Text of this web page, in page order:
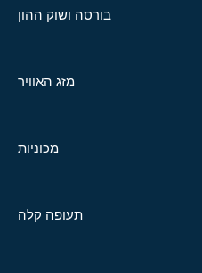
בורסה ושוק ההון
מזג האוויר
מכוניות
תעופה קלה